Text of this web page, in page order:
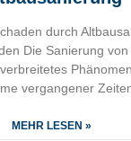
durch
Die Sanierung von
vergangener
MEHR LESEN »